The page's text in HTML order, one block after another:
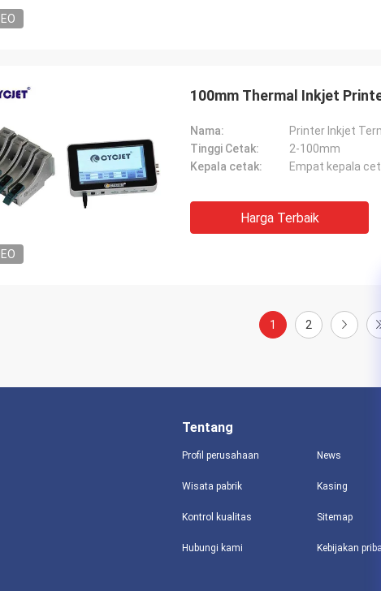
100mm Thermal Inkjet
Nama:
Printer Inkjet
Tinggi Cetak:
2-100mm
Kepala cetak:
Empat kepala
Harga Terbaik
1 2
Tentang
Profil perusahaan
Wisata pabrik
Kontrol kualitas
Hubungi kami
News
Kasing
Sitemap
Kebijakan